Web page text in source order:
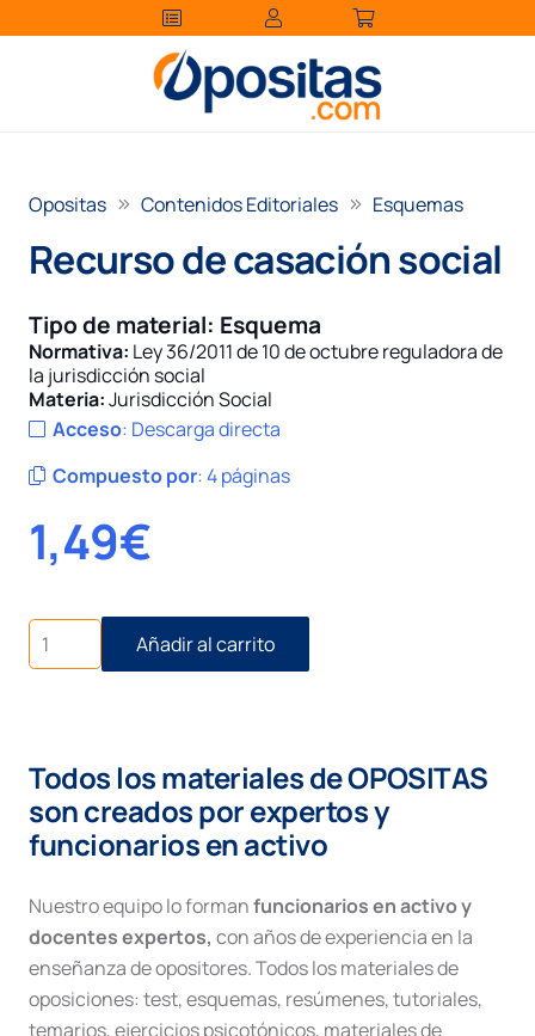
Opositas Contenidos Editoriales Esquemas
Recurso de casación social
Tipo de material: Esquema
Normativa: Ley 36/2011 de 10 de octubre reguladora de
la jurisdicción social
Materia:Jurisdicción Social
Acceso: Descarga directa
Compuesto por:4 páginas
1,49€
Recurso
de
casación
Añadir al carrito
Todos los materiales de OPOSITAS
son creados por expertos y
funcionarios en activo
Nuestro equipo lo formanfuncionarios en activo y
docentes expertos, con años de experiencia en la
enseñanza de opositores. Todos los materiales de
oposiciones: test, esquemas, resúmenes, tutoriales,
temarios, ejercicios psicotónicos, materiales de